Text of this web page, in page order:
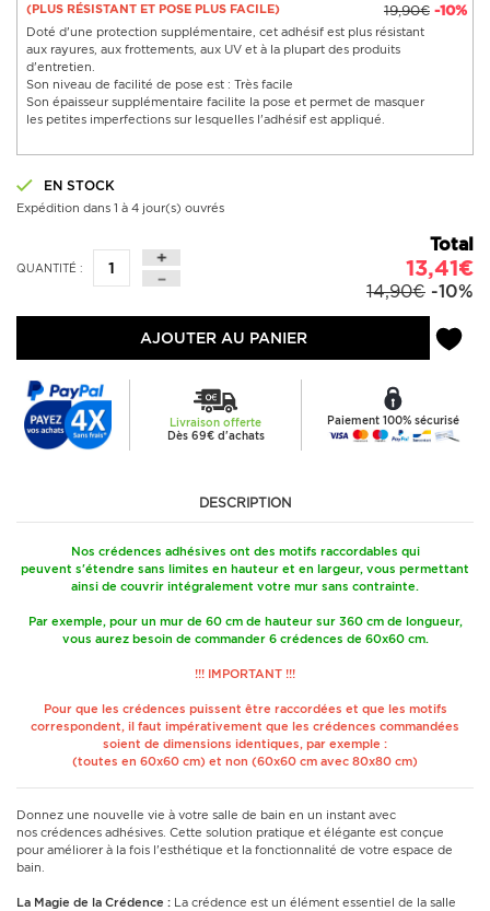
(PLUS RÉSISTANT ET POSE PLUS FACILE)
19,90€ -10%
Doté d'une protection supplémentaire, cet adhésif est plus résistant
aux rayures, aux frottements, aux UV et à la plupart des produits
d'entretien.
Son niveau de facilité de pose est : Très facile
Son épaisseur supplémentaire facilite la pose et permet de masquer
les petites imperfections sur lesquelles l'adhésif est appliqué.
EN STOCK
Expédition dans 1 à 4 jour(s) ouvrés
QUANTITÉ :
Total
13,41€
14,90€ -10%
AJOUTER AU PANIER
Livraison offerte
Dès 69€ d'achats
Paiement 100% sécurisé
DESCRIPTION
Nos crédences adhésives ont des motifs raccordables qui
peuvent s'étendre sans limites en hauteur et en largeur, vous permettant
ainsi de couvrir intégralement votre mur sans contrainte.
Par exemple, pour un mur de 60 cm de hauteur sur 360 cm de longueur,
vous aurez besoin de commander 6 crédences de 60x60 cm.
!!! IMPORTANT !!!
Pour que les crédences puissent être raccordées et que les motifs
correspondent, il faut impérativement que les crédences commandées
soient de dimensions identiques, par exemple :
(toutes en 60x60 cm) et non (60x60 cm avec 80x80 cm)
Donnez une nouvelle vie à votre salle de bain en un instant avec
nos crédences adhésives. Cette solution pratique et élégante est conçue
pour améliorer à la fois l'esthétique et la fonctionnalité de votre espace de
bain.
La Magie de la Crédence : La crédence est un élément essentiel de la salle